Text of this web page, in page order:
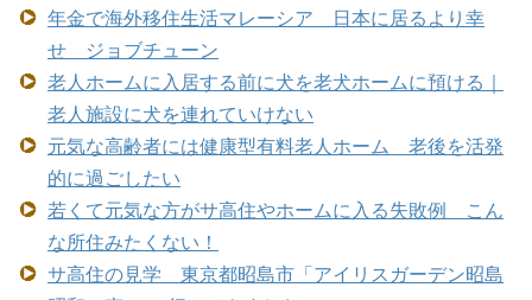
年金で海外移住生活マレーシア 日本に居るより幸
せ ジョブチューン
老人ホームに入居する前に犬を老犬ホームに預ける｜
老人施設に犬を連れていけない
元気な高齢者には健康型有料老人ホーム 老後を活発
的に過ごしたい
若くて元気な方がサ高住やホームに入る失敗例 こん
な所住みたくない！
サ高住の見学 東京都昭島市「アイリスガーデン昭島